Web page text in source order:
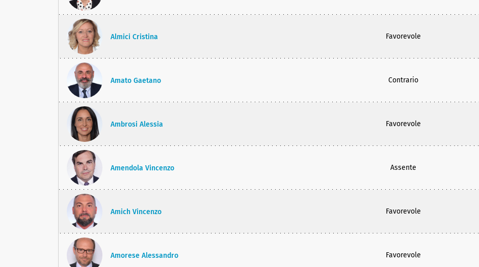
Almici Cristina Favorevole
Amato Gaetano Contrario
Ambrosi Alessia Favorevole
Amendola Vincenzo Assente
Amich Vincenzo Favorevole
Amorese Alessandro Favorevole